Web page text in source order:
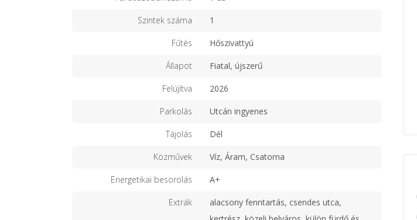
Szintek száma 1
Fűtés Hőszivattyú
Állapot Fiatal, újszerű
Felújítva 2026
Parkolás Utcán ingyenes
Tájolás Dél
Közművek Víz, Áram, Csatorna
Energetikai besorolás A+
Extrák
alacsony fenntartás, csendes utca,